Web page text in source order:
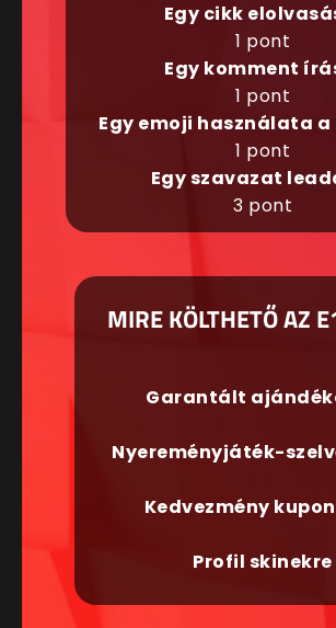
Egy cikk
1 pont
Egy komment
1 pont
Egy emoji használata a
1 pont
Egy szavazat
3 pont
MIRE KÖLTHETŐ AZ
Garantált
Nyereményjáték-
Kedvezmény
Profil skinekre